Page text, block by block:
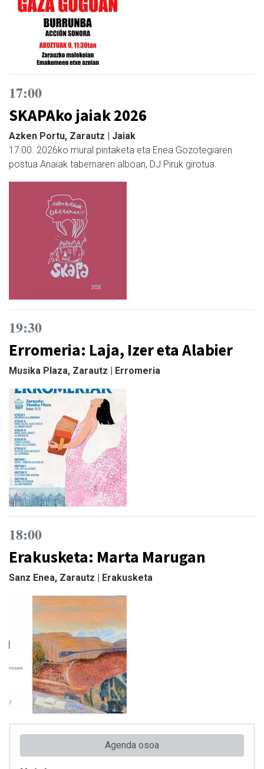
17:00
SKAPAko jaiak 2026
Azken Portu, Zarautz | Jaiak
17:00. 2026ko mural pintaketa eta Enea Gozotegiaren
postua Anaiak tabernaren alboan, DJ Piruk girotua.
19:30
Erromeria: Laja, Izer eta Alabier
Musika Plaza, Zarautz | Erromeria
18:00
Erakusketa: Marta Marugan
Sanz Enea, Zarautz | Erakusketa
Agenda osoa